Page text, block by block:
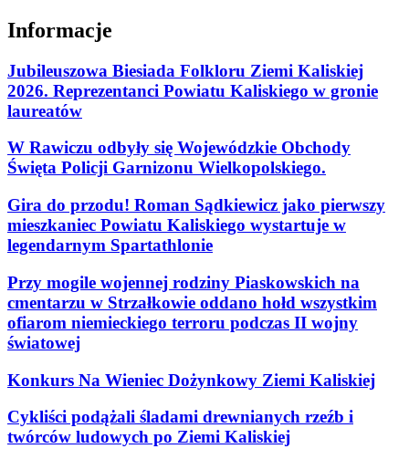
Informacje
Jubileuszowa Biesiada Folkloru Ziemi Kaliskiej
2026. Reprezentanci Powiatu Kaliskiego w gronie
laureatów
W Rawiczu odbyły się Wojewódzkie Obchody
Święta Policji Garnizonu Wielkopolskiego.
Gira do przodu! Roman Sądkiewicz jako pierwszy
mieszkaniec Powiatu Kaliskiego wystartuje w
legendarnym Spartathlonie
Przy mogile wojennej rodziny Piaskowskich na
cmentarzu w Strzałkowie oddano hołd wszystkim
ofiarom niemieckiego terroru podczas II wojny
światowej
Konkurs Na Wieniec Dożynkowy Ziemi Kaliskiej
Cykliści podążali śladami drewnianych rzeźb i
twórców ludowych po Ziemi Kaliskiej